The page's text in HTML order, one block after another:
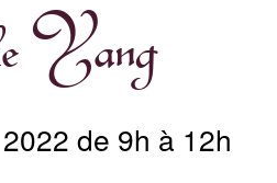
Yang
de 9h à 12h